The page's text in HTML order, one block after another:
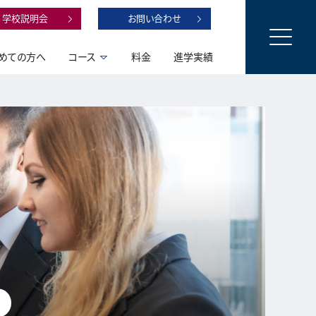
学校説明会 お問い合わせ
ての方へ コース 料金 進学実績